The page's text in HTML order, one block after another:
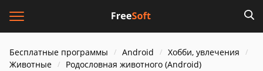
Бесплатные программы Android
Хобби, увлечения
Животные
Родословная животного (Android)